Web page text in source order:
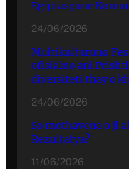
Egiptasyune
24/06/2026
Multikulturuno
ofisialno ani
diversiteti thay o
24/06/2026
So mothavena o ji
Rezultatya?
11/06/2026